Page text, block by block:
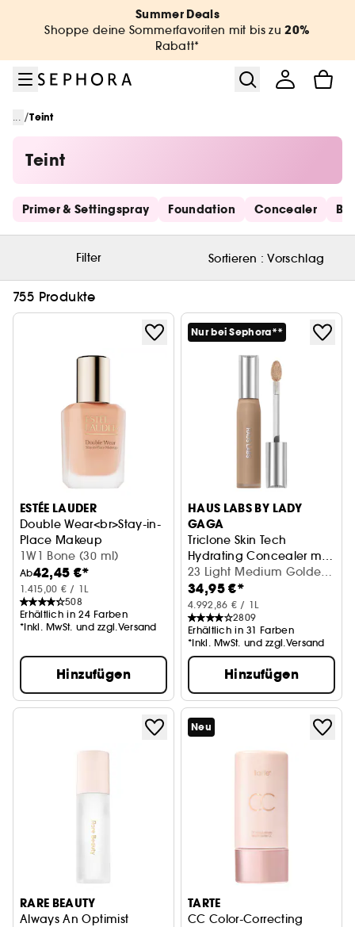
Summer Deals
Shoppe deine Sommerfavoriten mit bis zu20%
Rabatt*
... /Teint
Teint
Schnelllinks überspringen
Primer & Settingspray Foundation Concealer
Filter Sortieren :Vorschlag
755 Produkte
ESTÉE LAUDER
Double Wear<br>Stay-in-
Place Makeup
Makeup <br>
1W1 Bone (30 ml)
Ab42,45 €*
1.415,00 € / 1L
508
Erhältlich in 24 Farben
*Inkl. MwSt. und zzgl.Versand
Hinzufügen
Nur bei Sephora**
HAUS LABS BY LADY
GAGA
Triclone Skin Tech
Hydrating Concealer mit
fermentierter Arnika
Concealer
23 Light Medium Golden
(7 ml)
34,95 €*
4.992,86 € / 1L
2809
Erhältlich in 31 Farben
*Inkl. MwSt. und zzgl.Versand
Hinzufügen
RARE BEAUTY
Always An Optimist
Neu
TARTE
CC Color-Correcting